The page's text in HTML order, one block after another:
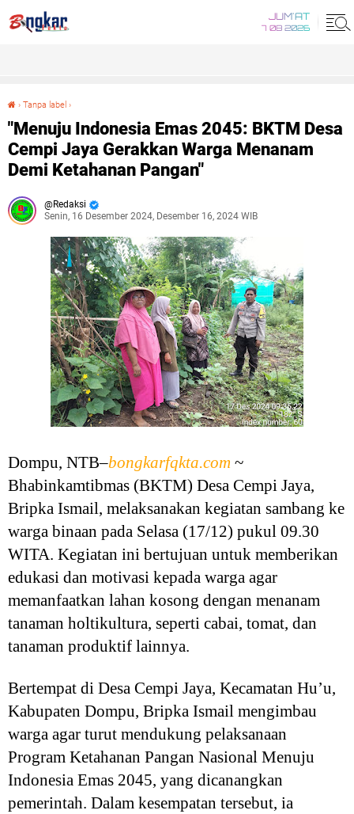
JUM'AT
7 08 2026
› Tanpa label ›
"Menuju Indonesia Emas 2045: BKTM Desa
Cempi Jaya Gerakkan Warga Menanam
Demi Ketahanan Pangan"
Redaksi
Senin, 16 Desember 2024, Desember 16, 2024 WIB
Dompu, NTB–bongkarfqkta.com ~
Bhabinkamtibmas (BKTM) Desa Cempi Jaya,
Bripka Ismail, melaksanakan kegiatan sambang ke
warga binaan pada Selasa (17/12) pukul 09.30
WITA. Kegiatan ini bertujuan untuk memberikan
edukasi dan motivasi kepada warga agar
memanfaatkan lahan kosong dengan menanam
tanaman holtikultura, seperti cabai, tomat, dan
tanaman produktif lainnya.
Bertempat di Desa Cempi Jaya, Kecamatan Hu’u,
Kabupaten Dompu, Bripka Ismail mengimbau
warga agar turut mendukung pelaksanaan
Program Ketahanan Pangan Nasional Menuju
Indonesia Emas 2045, yang dicanangkan
pemerintah. Dalam kesempatan tersebut, ia